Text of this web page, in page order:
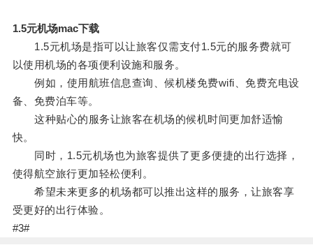
1.5元机场mac下载
1.5元机场是指可以让旅客仅需支付1.5元的服务费就可
以使用机场的各项便利设施和服务。
例如，使用航班信息查询、候机楼免费wifi、免费充电设
备、免费泊车等。
这种贴心的服务让旅客在机场的候机时间更加舒适愉
快。
同时，1.5元机场也为旅客提供了更多便捷的出行选择，
使得航空旅行更加轻松便利。
希望未来更多的机场都可以推出这样的服务，让旅客享
受更好的出行体验。
#3#